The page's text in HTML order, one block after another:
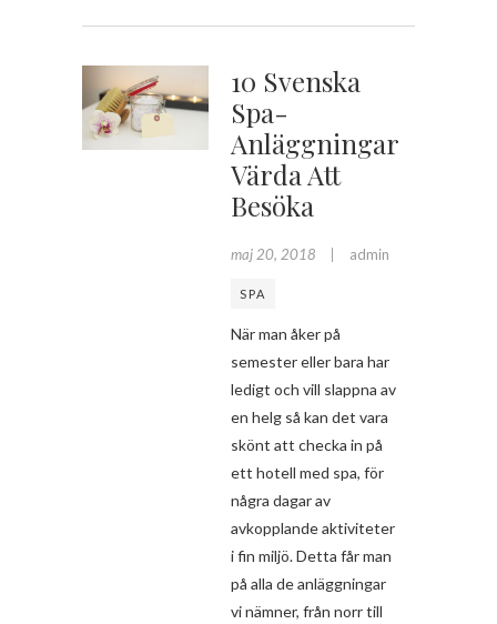
10 Svenska
Spa-
Anläggningar
Värda Att
Besöka
maj 20, 2018 admin
SPA
När man åker på
semester eller bara har
ledigt och vill slappna av
en helg så kan det vara
skönt att checka in på
ett hotell med spa, för
några dagar av
avkopplande aktiviteter
i fin miljö. Detta får man
på alla de anläggningar
vi nämner, från norr till